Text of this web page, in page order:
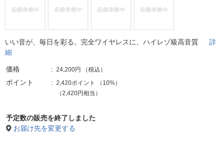
いい音が、毎日を彩る。完全ワイヤレスに、ハイレゾ級高音質 詳
細
価格 24,200円 （税込）
ポイント 2,420ポイント （ 10%）
（2,420円相当）
予定数の販売を終了しました
お届け先を変更する